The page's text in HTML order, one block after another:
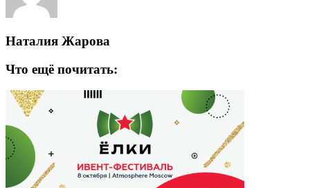
Наталия Жарова
Что ещё почитать: